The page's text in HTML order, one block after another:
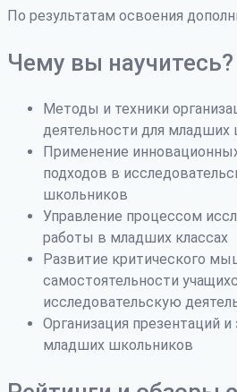
По результатам освоения
Чему вы научитесь?
Методы и техники
деятельности для младших
Применение
подходов в
школьников
Управление процессом
работы в младших классах
Развитие критического
самостоятельности
исследовательскую
Организация презентаций
младших школьников